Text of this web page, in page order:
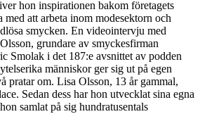
hon inspirationen bakom företagets
med att arbeta inom modesektorn och
smycken. En videointervju med
grundare av smyckesfirman
Smolak i det 187:e avsnittet av podden
människor ger sig ut på egen
pratar om. Lisa Olsson, 13 år gammal,
Sedan dess har hon utvecklat sina egna
samlat på sig hundratusentals